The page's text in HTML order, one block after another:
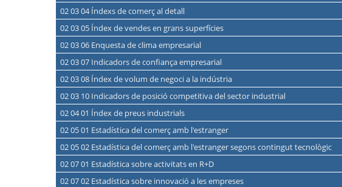
02 03 04 Índexs de comerç al detall
02 03 05 Índex de vendes en grans superfícies
02 03 06 Enquesta de clima empresarial
02 03 07 Indicadors de confiança empresarial
02 03 08 Índex de volum de negoci a la indústria
02 03 10 Indicadors de posició competitiva del sector industrial
02 04 01 Índex de preus industrials
02 05 01 Estadística del comerç amb l'estranger
02 05 02 Estadística del comerç amb l'estranger segons contingut tecnològic
02 07 01 Estadística sobre activitats en R+D
02 07 02 Estadística sobre innovació a les empreses